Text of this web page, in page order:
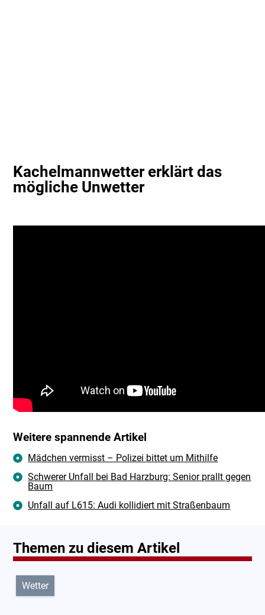
Kachelmannwetter erklärt das
mögliche Unwetter
Weitere spannende Artikel
Mädchen vermisst – Polizei bittet um Mithilfe
Schwerer Unfall bei Bad Harzburg: Senior prallt gegen
Baum
Unfall auf L615: Audi kollidiert mit Straßenbaum
Themen zu diesem Artikel
Wetter